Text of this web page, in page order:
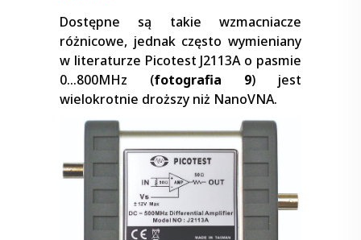
Dostępne są takie wzmacniacze
różnicowe, jednak często wymieniany
w literaturze Picotest J2113A o pasmie
0…800MHz (fotografia 9) jest
wielokrotnie droższy niż NanoVNA.